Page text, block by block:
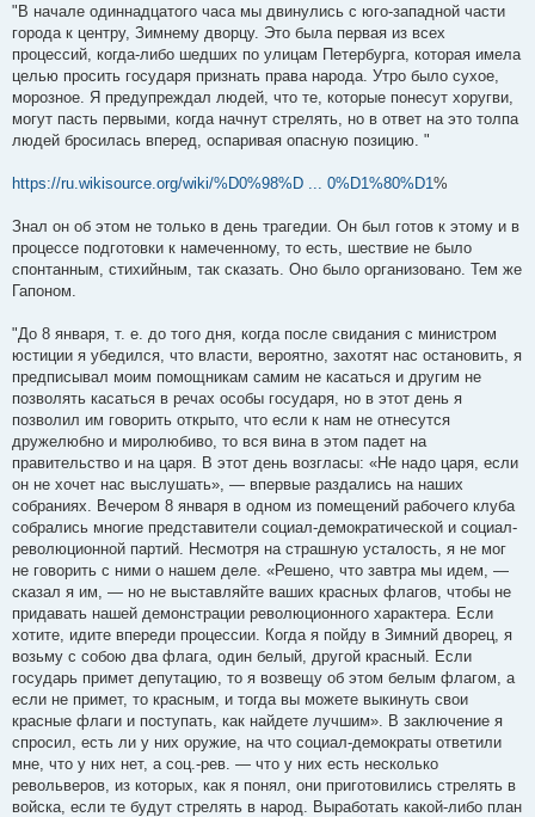
"В начале одиннадцатого часа мы двинулись с юго-западной части
города к центру, Зимнему дворцу. Это была первая из всех
процессий, когда-либо шедших по улицам Петербурга, которая имела
целью просить государя признать права народа. Утро было сухое,
морозное. Я предупреждал людей, что те, которые понесут хоругви,
могут пасть первыми, когда начнут стрелять, но в ответ на это толпа
людей бросилась вперед, оспаривая опасную позицию. "
https://ru.wikisource.org/wiki/%D0%98%D ... 0%D1%80%D1%
Знал он об этом не только в день трагедии. Он был готов к этому и в
процессе подготовки к намеченному, то есть, шествие не было
спонтанным, стихийным, так сказать. Оно было организовано. Тем же
Гапоном.
"До 8 января, т. е. до того дня, когда после свидания с министром
юстиции я убедился, что власти, вероятно, захотят нас остановить, я
предписывал моим помощникам самим не касаться и другим не
позволять касаться в речах особы государя, но в этот день я
позволил им говорить открыто, что если к нам не отнесутся
дружелюбно и миролюбиво, то вся вина в этом падет на
правительство и на царя. В этот день возгласы: «Не надо царя, если
он не хочет нас выслушать», — впервые раздались на наших
собраниях. Вечером 8 января в одном из помещений рабочего клуба
собрались многие представители социал-демократической и социал-
революционной партий. Несмотря на страшную усталость, я не мог
не говорить с ними о нашем деле. «Решено, что завтра мы идем, —
сказал я им, — но не выставляйте ваших красных флагов, чтобы не
придавать нашей демонстрации революционного характера. Если
хотите, идите впереди процессии. Когда я пойду в Зимний дворец, я
возьму с собою два флага, один белый, другой красный. Если
государь примет депутацию, то я возвещу об этом белым флагом, а
если не примет, то красным, и тогда вы можете выкинуть свои
красные флаги и поступать, как найдете лучшим». В заключение я
спросил, есть ли у них оружие, на что социал-демократы ответили
мне, что у них нет, а соц.-рев. — что у них есть несколько
револьверов, из которых, как я понял, они приготовились стрелять в
войска, если те будут стрелять в народ. Выработать какой-либо план